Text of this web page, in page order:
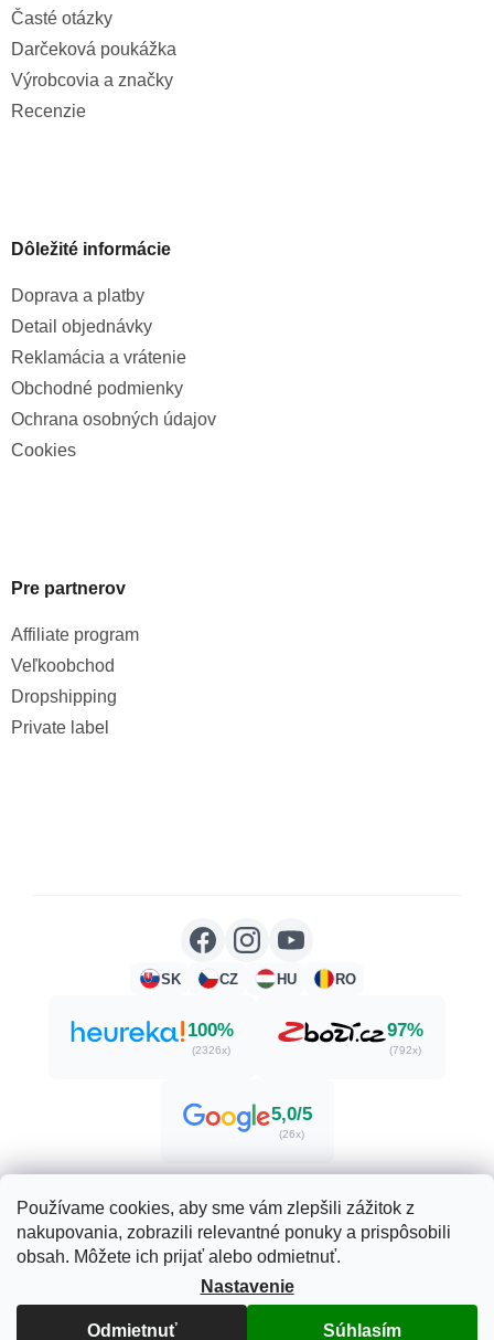
Používame cookies, aby sme vám zlepšili zážitok z
nakupovania, zobrazili relevantné ponuky a prispôsobili
obsah. Môžete ich prijať alebo odmietnuť.
Nastavenie
Odmietnuť Súhlasím
Časté otázky
Darčeková poukážka
Výrobcovia a značky
Recenzie
Dôležité informácie
Doprava a platby
Detail objednávky
Reklamácia a vrátenie
Obchodné podmienky
Ochrana osobných údajov
Cookies
Pre partnerov
Affiliate program
Veľkoobchod
Dropshipping
Private label
SK CZ HU RO
100%
(2326x)
97%
(792x)
5,0/5
(26x)
Vytvoril Shoptet
Copyright 2026Herbatica.sk. Všetky práva vyhradené.
Upraviť nastavenie cookies